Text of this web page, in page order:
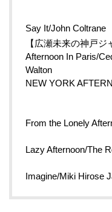
Say It/John Coltrane
【広瀬未来の神戸ジ
Afternoon In Paris/
NEW YORK
From the Lonely
Lazy Afternoon/The
Imagine/Miki Hirose